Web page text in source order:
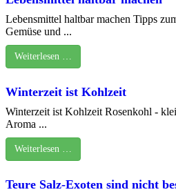
Lebensmittel haltbar machen Tipps
Gemüse und ...
Weiterlesen …
Winterzeit ist Kohlzeit
Winterzeit ist Kohlzeit Rosenkohl -
Aroma ...
Weiterlesen …
Teure Salz-Exoten sind nicht